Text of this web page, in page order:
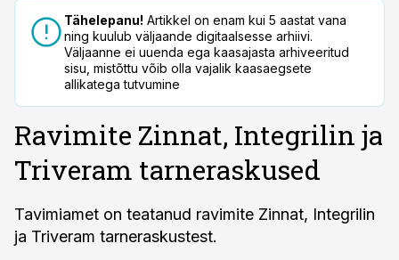
Tähelepanu! Artikkel on enam kui 5 aastat vana
ning kuulub väljaande digitaalsesse arhiivi.
Väljaanne ei uuenda ega kaasajasta arhiveeritud
sisu, mistõttu võib olla vajalik kaasaegsete
allikatega tutvumine
Ravimite Zinnat, Integrilin ja
Triveram tarneraskused
Tavimiamet on teatanud ravimite Zinnat, Integrilin
ja Triveram tarneraskustest.